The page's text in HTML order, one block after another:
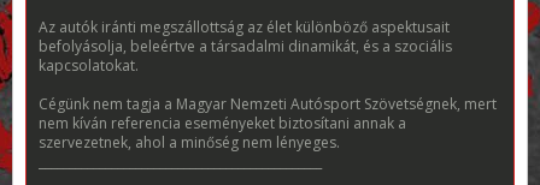
Az autók iránti megszállottság az élet különböző aspektusait
befolyásolja, beleértve a társadalmi dinamikát, és a szociális
kapcsolatokat.
Cégünk nem tagja a Magyar Nemzeti Autósport Szövetségnek, mert
nem kíván referencia eseményeket biztosítani annak a
szervezetnek, ahol a minőség nem lényeges.